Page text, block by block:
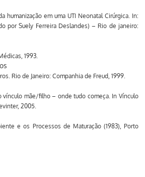
humanização em uma UTI Neonatal Cirúrgica. In:
por Suely Ferreira Deslandes) – Rio de janeiro:
1993.
Rio de Janeiro: Companhia de Freud, 1999.
vínculo mãe/filho – onde tudo começa. In Vínculo
2005.
e os Processos de Maturação (1983), Porto